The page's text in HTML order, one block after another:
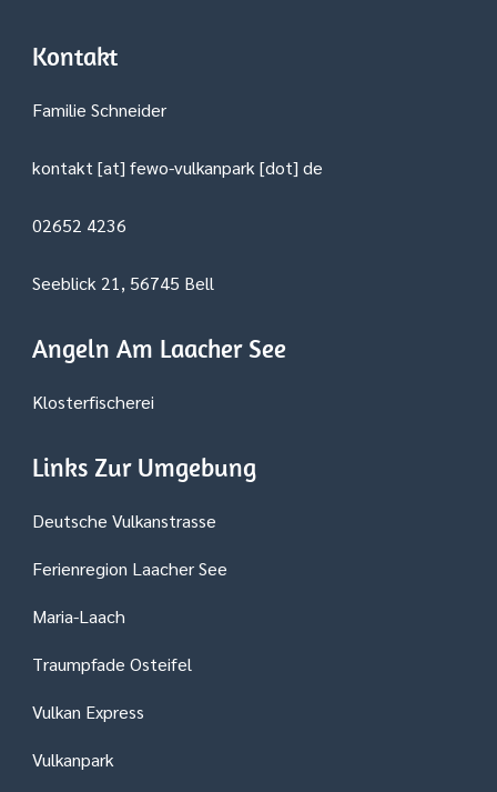
Kontakt
Familie Schneider
kontakt [at] fewo-vulkanpark [dot] de
02652 4236
Seeblick 21, 56745 Bell
Angeln Am Laacher See
Klosterfischerei
Links Zur Umgebung
Deutsche Vulkanstrasse
Ferienregion Laacher See
Maria-Laach
Traumpfade Osteifel
Vulkan Express
Vulkanpark